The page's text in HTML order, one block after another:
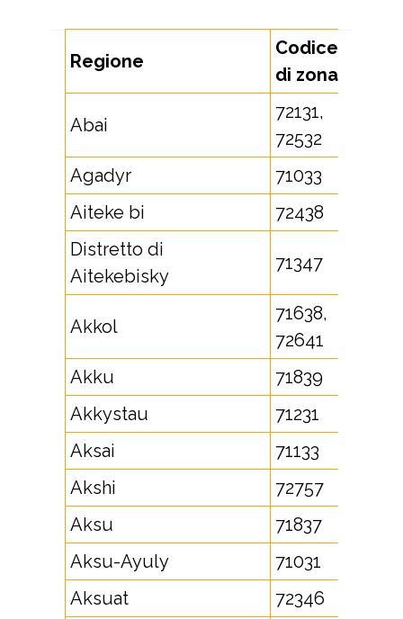
Regione
Codice
di zona
Abai
72131,
72532
Agadyr
71033
Aiteke bi
72438
Distretto di
Aitekebisky
71347
Akkol
71638,
72641
Akku
71839
Akkystau
71231
Aksai
71133
Akshi
72757
Aksu
71837
Aksu-Ayuly
71031
Aksuat
72346